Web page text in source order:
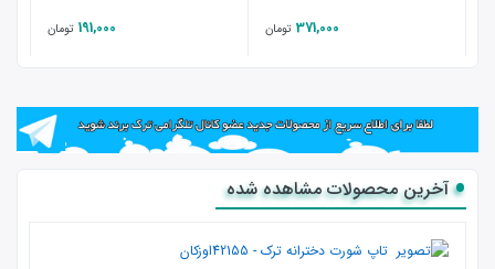
371,000 تومان 191,000 تومان
آخرین محصولات مشاهده شده